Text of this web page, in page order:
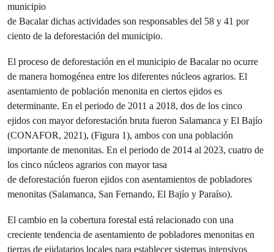
municipio
de Bacalar dichas actividades son responsables del 58 y 41 por
ciento de la deforestación del municipio.
El proceso de deforestación en el municipio de Bacalar no ocurre
de manera homogénea entre los diferentes núcleos agrarios. El
asentamiento de población menonita en ciertos ejidos es
determinante. En el periodo de 2011 a 2018, dos de los cinco
ejidos con mayor deforestación bruta fueron Salamanca y El Bajío
(CONAFOR, 2021), (Figura 1), ambos con una población
importante de menonitas. En el periodo de 2014 al 2023, cuatro de
los cinco núcleos agrarios con mayor tasa
de deforestación fueron ejidos con asentamientos de pobladores
menonitas (Salamanca, San Fernando, El Bajío y Paraíso).
El cambio en la cobertura forestal está relacionado con una
creciente tendencia de asentamiento de pobladores menonitas en
tierras de ejidatarios locales para establecer sistemas intensivos